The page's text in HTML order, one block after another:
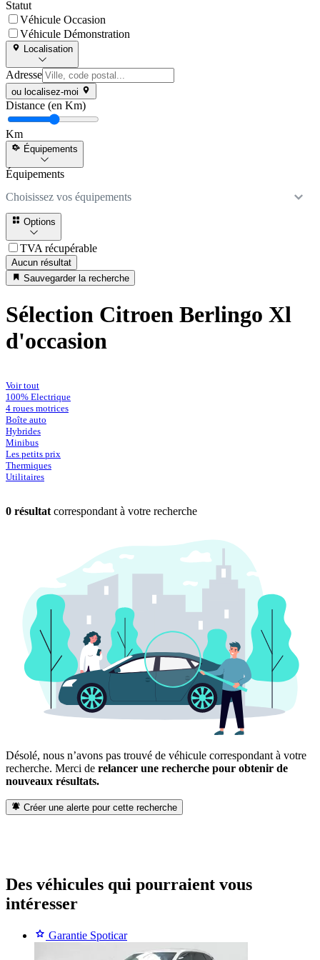
Statut
Véhicule Occasion
Véhicule Démonstration
Localisation
Adresse
ou localisez-moi
Distance (en Km)
Km
Équipements
Équipements
Choisissez vos équipements
Options
TVA récupérable
Aucun résultat
Sauvegarder la recherche
Sélection Citroen Berlingo Xl
d'occasion
Voir tout
100% Electrique
4 roues motrices
Boîte auto
Hybrides
Minibus
Les petits prix
Thermiques
Utilitaires
0 résultat correspondant à votre recherche
Désolé, nous n’avons pas trouvé de véhicule correspondant à votre
recherche. Merci de relancer une recherche pour obtenir de
nouveaux résultats.
Créer une alerte pour cette recherche
Des véhicules qui pourraient vous
intéresser
Garantie Spoticar